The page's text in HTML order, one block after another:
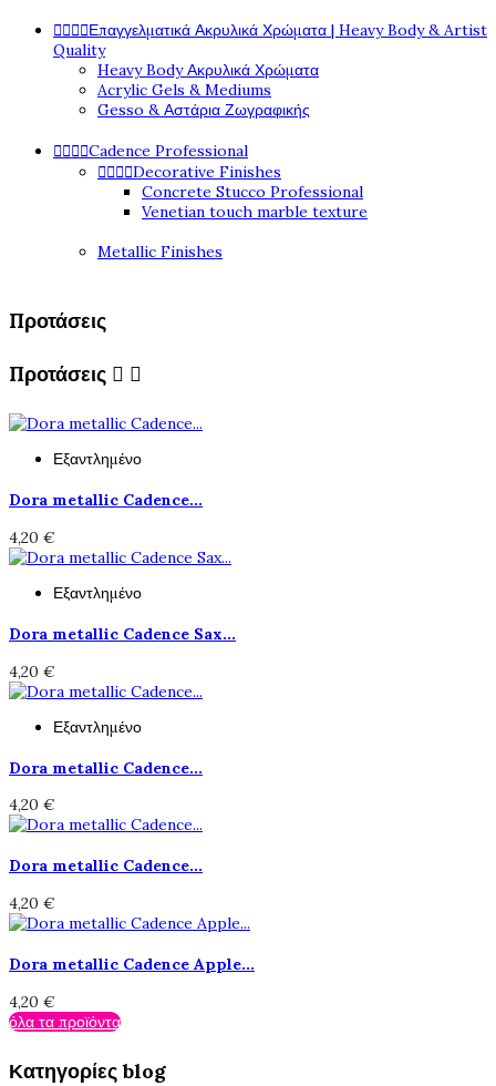
Επαγγελματικά Ακρυλικά Χρώματα | Heavy Body & Artist
Quality
Heavy Body Ακρυλικά Χρώματα
Acrylic Gels & Mediums
Gesso & Αστάρια Ζωγραφικής
Cadence Professional
Decorative Finishes
Concrete Stucco Professional
Venetian touch marble texture
Metallic Finishes
Προτάσεις
Προτάσεις  
Εξαντλημένο
Dora metallic Cadence...
4,20 €
Εξαντλημένο
Dora metallic Cadence Sax...
4,20 €
Εξαντλημένο
Dora metallic Cadence...
4,20 €
Dora metallic Cadence...
4,20 €
Dora metallic Cadence Apple...
4,20 €
όλα τα προϊόντα
Κατηγορίες blog